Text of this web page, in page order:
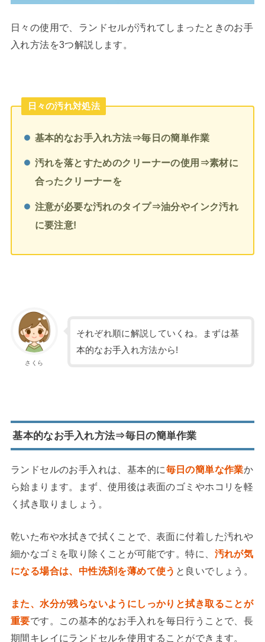
日々の使用で、ランドセルが汚れてしまったときのお手
入れ方法を3つ解説します。
日々の汚れ対処法
基本的なお手入れ方法⇒毎日の簡単作業
汚れを落とすためのクリーナーの使用⇒素材に
合ったクリーナーを
注意が必要な汚れのタイプ⇒油分やインク汚れ
に要注意!
さくら
それぞれ順に解説していくね。まずは基
本的なお手入れ方法から!
基本的なお手入れ方法⇒毎日の簡単作業
ランドセルのお手入れは、基本的に毎日の簡単な作業か
ら始まります。まず、使用後は表面のゴミやホコリを軽
く拭き取りましょう。
乾いた布や水拭きで拭くことで、表面に付着した汚れや
細かなゴミを取り除くことが可能です。特に、 汚れが気
になる場合は、中性洗剤を薄めて使う と良いでしょう。
また、水分が残らないようにしっかりと拭き取ることが
重要です。この基本的なお手入れを毎日行うことで、長
期間キレイにランドセルを使用することができます。